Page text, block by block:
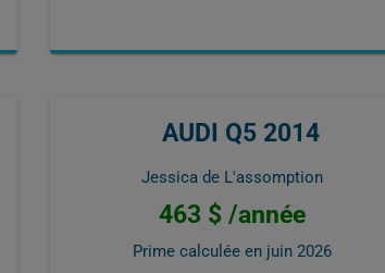
AUDI Q5 2014
Jessica de L'assomption
463 $ /année
Prime calculée en juin 2026